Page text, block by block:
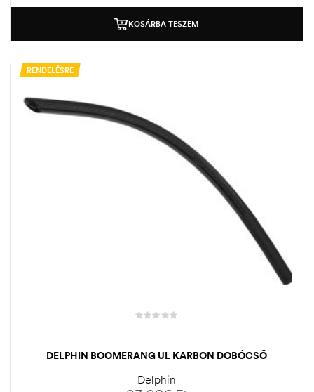
KOSÁRBA TESZEM
RENDELÉSRE
DELPHIN BOOMERANG UL KARBON DOBÓCSŐ
Delphin